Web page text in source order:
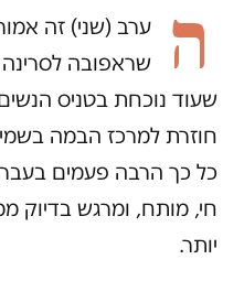
ה
שראפובה לסרינה
שעוד נוכחת בטניס
חוזרת למרכז הבמה
כל כך הרבה פעמים בעבר,
חי, מותח, ומרגש בדיוק
יותר.